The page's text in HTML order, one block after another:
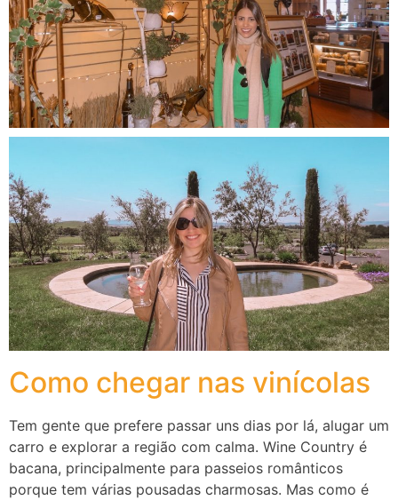
Como chegar nas vinícolas
Tem gente que prefere passar uns dias por lá, alugar um
carro e explorar a região com calma. Wine Country é
bacana, principalmente para passeios românticos
porque tem várias pousadas charmosas. Mas como é